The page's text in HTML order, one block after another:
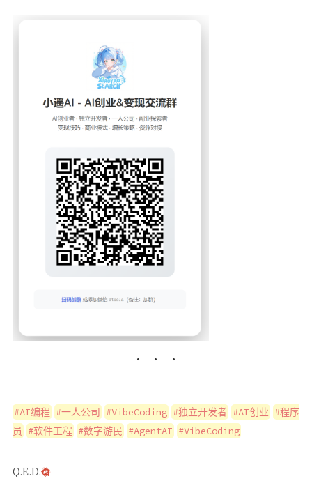
#AI编程 #一人公司 #VibeCoding #独立开发者 #AI创业 #程序
员
#软件工程 #数字游民 #AgentAI #VibeCoding
Q.E.D.